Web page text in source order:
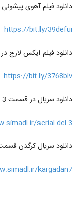
دانلود فیلم آهوی
https://bit.ly/39defui
دانلود فیلم ایکس لارج
https://bit.ly/3768blv
دانلود سریال در قسمت 3 در لینک زیر
serial-del-3/
دانلود سریال کرگدن قسمت 7 در لینک
kargadan7/